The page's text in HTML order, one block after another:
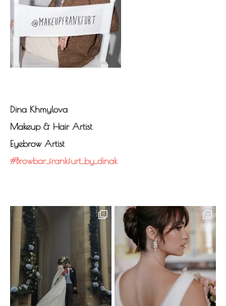
Dina Khmylova
Makeup & Hair Artist
Eyebrow Artist
#browbar_frankfurt_by_dinak